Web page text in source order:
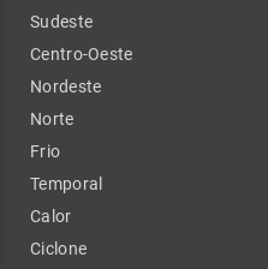
Sudeste
Centro-Oeste
Nordeste
Norte
Frio
Temporal
Calor
Ciclone